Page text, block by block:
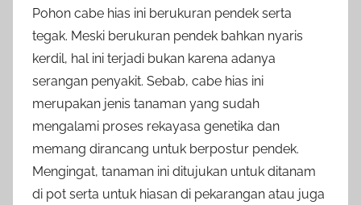
Pohon cabe hias ini berukuran pendek serta
tegak. Meski berukuran pendek bahkan nyaris
kerdil, hal ini terjadi bukan karena adanya
serangan penyakit. Sebab, cabe hias ini
merupakan jenis tanaman yang sudah
mengalami proses rekayasa genetika dan
memang dirancang untuk berpostur pendek.
Mengingat, tanaman ini ditujukan untuk ditanam
di pot serta untuk hiasan di pekarangan atau juga